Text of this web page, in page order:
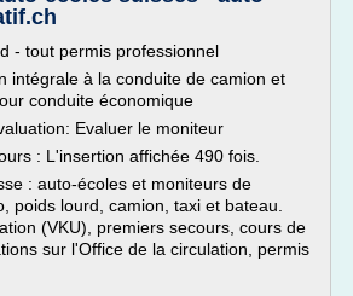
- tout permis professionnel
intégrale à la conduite de camion et
conduite économique
Evaluer le moniteur
: L'insertion affichée 490 fois.
: auto-écoles et moniteurs de
poids lourd, camion, taxi et bateau.
(VKU), premiers secours, cours de
sur l'Office de la circulation, permis